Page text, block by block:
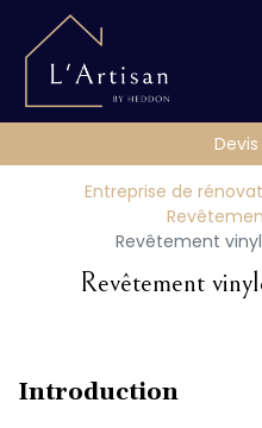
Entreprise de
Revêtement
Revêtement
Introduction
Panneau de gestion des cookies